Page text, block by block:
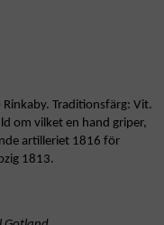
Traditionsfärg: Vit.
om vilket en hand griper,
artilleriet 1816 för
1813.